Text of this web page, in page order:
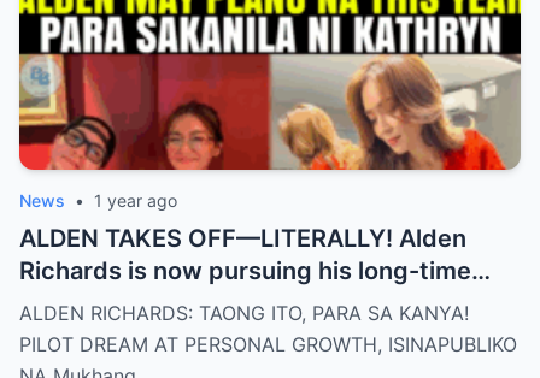
News • 1 year ago
ALDEN TAKES OFF—LITERALLY! Alden
Richards is now pursuing his long-time
dream of becoming a PILOT! But wait,
there’s more
ALDEN RICHARDS: TAONG ITO, PARA SA KANYA!
PILOT DREAM AT PERSONAL GROWTH, ISINAPUBLIKO